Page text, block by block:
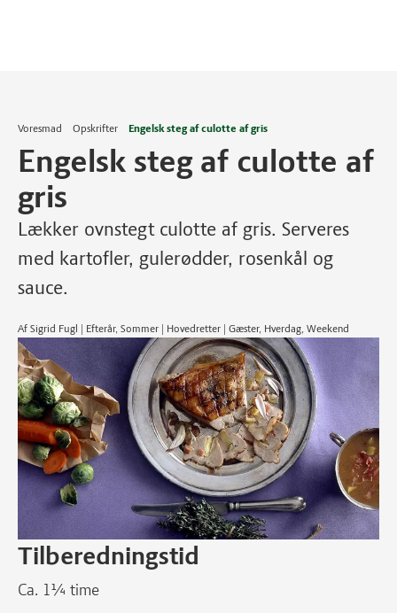
Voresmad Opskrifter Engelsk steg af culotte af gris
Engelsk steg af culotte af
gris
Lækker ovnstegt culotte af gris. Serveres
med kartofler, gulerødder, rosenkål og
sauce.
Af Sigrid Fugl | Efterår, Sommer | Hovedretter | Gæster, Hverdag, Weekend
Tilberedningstid
Ca. 1¼ time